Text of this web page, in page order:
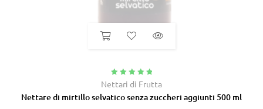
Valutato 5.00
Nettari di Frutta
Nettare di mirtillo selvatico senza zuccheri aggiunti 500 ml